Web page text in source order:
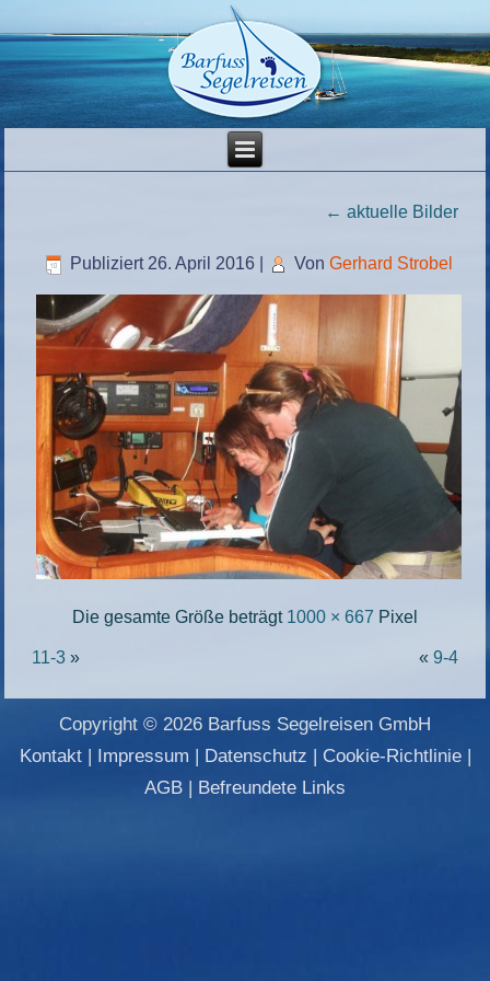
← aktuelle Bilder
Publiziert 26. April 2016 Von Gerhard Strobel
Die gesamte Größe beträgt 1000 × 667 Pixel
11-3 » « 9-4
Copyright © 2026 Barfuss Segelreisen GmbH
Kontakt| Impressum Datenschutz Cookie-Richtlinie|
AGB
Befreundete Links